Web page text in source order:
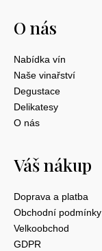
O nás
Nabídka vín
Naše vinařství
Degustace
Delikatesy
O nás
Váš nákup
Doprava a platba
Obchodní podmínky
Velkoobchod
GDPR